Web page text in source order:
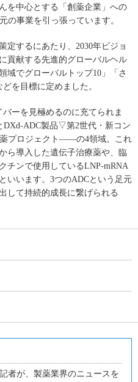
を中心とする「創薬企業」への
の事業を引っ張っています。
定するにあたり、2030年ビジョ
貢献する先進的グローバルヘル
域でグローバルトップ10」「さ
を目標に定めました。
ーを見極めるのに充てられま
ADC製品▽第2世代・新コン
プロジェクト――の4領域。これ
ら導入した遺伝子治療薬や、臨
チンで使用しているLNP-mRNA
いいます。3つのADCという足元
して持続的成長に繋げられる
者が、製薬業界のニュースを